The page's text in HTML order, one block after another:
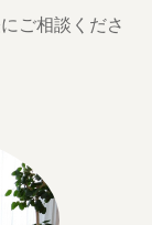
ご相談くださ